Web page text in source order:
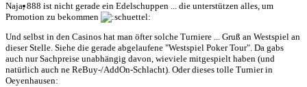
Naja, 888 ist nicht gerade ein Edelschuppen ... die unterstützen alles, um
Promotion zu bekommen
Und selbst in den Casinos hat man öfter solche Turniere ... Gruß an Westspiel an
dieser Stelle. Siehe die gerade abgelaufene "Westspiel Poker Tour". Da gabs
auch nur Sachpreise unabhängig davon, wieviele mitgespielt haben (und
natürlich auch ne ReBuy-/AddOn-Schlacht). Oder dieses tolle Turnier in
Oeyenhausen: